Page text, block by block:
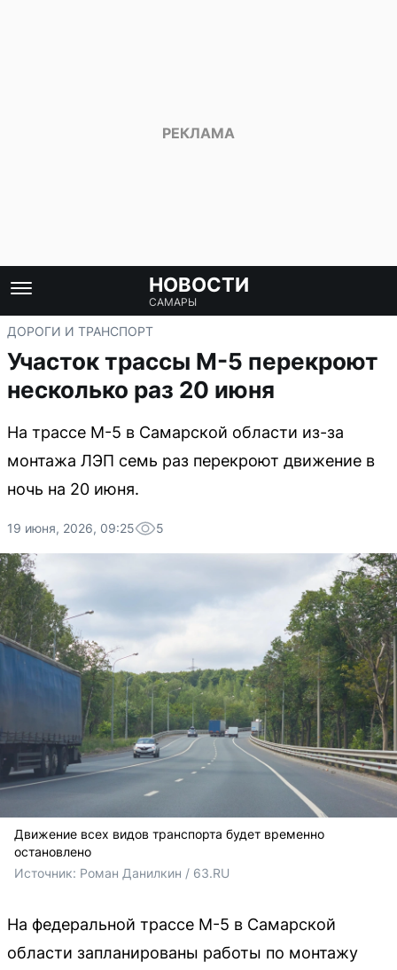
НОВОСТИ
САМАРЫ
ДОРОГИ И ТРАНСПОРТ
Участок трассы М-5 перекроют
несколько раз 20 июня
На трассе М-5 в Самарской области из-за
монтажа ЛЭП семь раз перекроют движение в
ночь на 20 июня.
19 июня, 2026, 09:25 5
Движение всех видов транспорта будет временно
остановлено
Источник: Роман Данилкин / 63.RU
На федеральной трассе М-5 в Самарской
области запланированы работы по монтажу